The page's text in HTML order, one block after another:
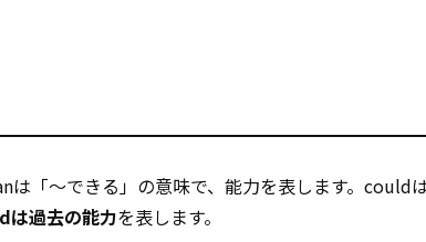
「～できる」の意味で、能力を表します。could
は過去の能力を表します。